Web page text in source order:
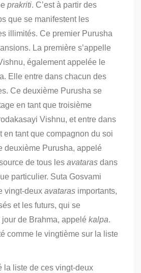
prakriti. C’est à partir des
que se manifestent les
illimités. Ce premier Purusha
La première s’appelle
également appelée le
Elle entre dans chacun des
Ce deuxième Purusha se
en tant que troisième
Vishnu, et entre dans
en tant que compagnon du soi
deuxième Purusha, appelé
de tous les avataras dans
particulier. Suta Gosvami
vingt-deux avataras importants,
et les futurs, qui se
de Brahma, appelé kalpa.
comme le vingtième sur la liste
la liste de ces vingt-deux